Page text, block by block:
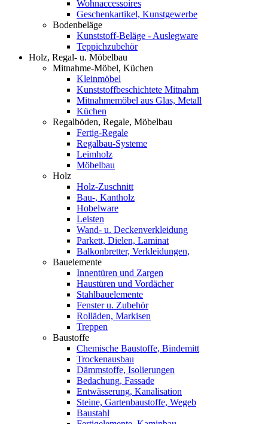
Wohnaccessoires
Geschenkartikel, Kunstgewerbe
Bodenbeläge
Kunststoff-Beläge - Auslegware
Teppichzubehör
Holz, Regal- u. Möbelbau
Mitnahme-Möbel, Küchen
Kleinmöbel
Kunststoffbeschichtete Mitnahm
Mitnahmemöbel aus Glas, Metall
Küchen
Regalböden, Regale, Möbelbau
Fertig-Regale
Regalbau-Systeme
Leimholz
Möbelbau
Holz
Holz-Zuschnitt
Bau-, Kantholz
Hobelware
Leisten
Wand- u. Deckenverkleidung
Parkett, Dielen, Laminat
Balkonbretter, Verkleidungen,
Bauelemente
Innentüren und Zargen
Haustüren und Vordächer
Stahlbauelemente
Fenster u. Zubehör
Rolläden, Markisen
Treppen
Baustoffe
Chemische Baustoffe, Bindemitt
Trockenausbau
Dämmstoffe, Isolierungen
Bedachung, Fassade
Entwässerung, Kanalisation
Steine, Gartenbaustoffe, Wegeb
Baustahl